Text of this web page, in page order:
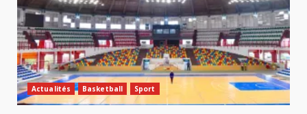
Actualités Basketball Sport